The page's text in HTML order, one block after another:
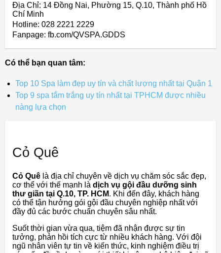
Địa Chỉ: 14 Đồng Nai, Phường 15, Q.10, Thành phố Hồ
Chí Minh
Hotline: 028 2221 2229
Fanpage: fb.com/QVSPA.GDDS
Có thể bạn quan tâm:
Top 10 Spa làm đẹp uy tín và chất lượng nhất tại Quận 1
Top 9 spa tắm trắng uy tín nhất tại TPHCM được nhiều
nàng lựa chọn
Cỏ Quê
Cỏ Quê là địa chỉ chuyên về dịch vụ chăm sóc sắc đẹp,
cơ thể với thế mạnh là dịch vụ gội đầu dưỡng sinh
thư giãn tại Q.10, TP. HCM. Khi đến đây, khách hàng
có thể tận hưởng gói gội đầu chuyên nghiệp nhất với
đầy đủ các bước chuẩn chuyên sâu nhất.
Suốt thời gian vừa qua, tiệm đã nhận được sự tin
tưởng, phản hồi tích cực từ nhiều khách hàng. Với đội
ngũ nhân viên tự tin về kiến thức, kinh nghiệm điều trị